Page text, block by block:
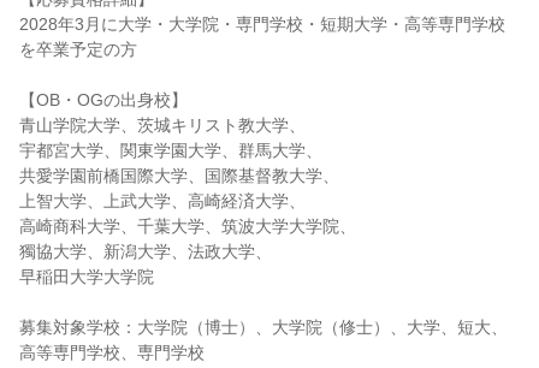
2028年3月に大学・大学院・専門学校・短期大学・高等専門学校
を卒業予定の方
【OB・OGの出身校】
青山学院大学、茨城キリスト教大学、
宇都宮大学、関東学園大学、群馬大学、
共愛学園前橋国際大学、国際基督教大学、
上智大学、上武大学、高崎経済大学、
高崎商科大学、千葉大学、筑波大学大学院、
獨協大学、新潟大学、法政大学、
早稲田大学大学院
募集対象学校：大学院（博士）、大学院（修士）、大学、短大、
高等専門学校、専門学校